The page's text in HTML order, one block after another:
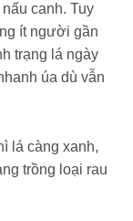
canh. Tuy
ít người gần
trạng lá ngày
úa dù vẫn
lá càng xanh,
trồng loại rau